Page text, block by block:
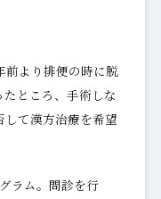
前より排便の時に脱
ところ、手術しな
て漢方治療を希望
ラム。問診を行